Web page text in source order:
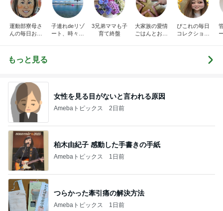
運動部寮母さ
んの毎日お弁
子連れdeリゾ
ート、時々キ
3兄弟ママも子
育て終盤
大家族の愛情
ごはんとお弁
ぴこれの毎日
コレクション
もっと見る
女性を見る目がないと言われる原因
Amebaトピックス 2日前
柏木由紀子 感動した手書きの手紙
Amebaトピックス 1日前
つらかった牽引痛の解決方法
Amebaトピックス 1日前